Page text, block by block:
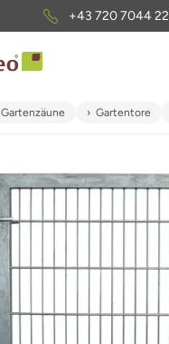
+43 720 7044 22
Gartenzäune Gartentore